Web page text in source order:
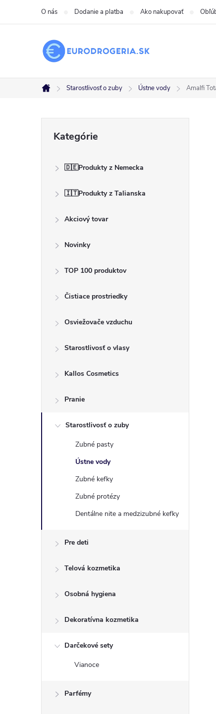
O nás Dodanie a platba Ako nakupovať
Domov
Starostlivosť o zuby Ústne vody Amalfi
kategórie
Kategórie
🇩🇪Produkty z Nemecka
🇮🇹Produkty z Talianska
Akciový tovar
Novinky
TOP 100 produktov
Čistiace prostriedky
Osviežovače vzduchu
Starostlivosť o vlasy
Kallos Cosmetics
Pranie
Starostlivosť o zuby
Zubné pasty
Ústne vody
Zubné kefky
Zubné protézy
Dentálne nite a medzizubné kefky
Pre deti
Telová kozmetika
Osobná hygiena
Dekoratívna kozmetika
Darčekové sety
Vianoce
Parfémy
€8,51